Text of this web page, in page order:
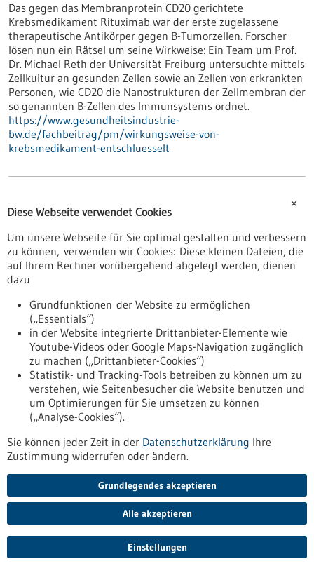
Das gegen das Membranprotein CD20 gerichtete
Krebsmedikament Rituximab war der erste zugelassene
therapeutische Antikörper gegen B-Tumorzellen. Forscher
lösen nun ein Rätsel um seine Wirkweise: Ein Team um Prof.
Dr. Michael Reth der Universität Freiburg untersuchte mittels
Zellkultur an gesunden Zellen sowie an Zellen von erkrankten
Personen, wie CD20 die Nanostrukturen der Zellmembran der
so genannten B-Zellen des Immunsystems ordnet.
https://www.gesundheitsindustrie-
bw.de/fachbeitrag/pm/wirkungsweise-von-
krebsmedikament-entschluesselt
3-D-Druck und Simulationen statt
Versuchstiere
Um Tierversuche zu vermeiden, zu verringern und zu
verbessern, hat das Land Baden-Württemberg am 8. Februar
ein landesweites Hochschulnetzwerk zur Verbesserung des
3,8 Millionen Euro zur Verfügung Zu den geförderten
Projekten gehört auch das Netzwerk 3R-US der Universität
Stuttgart und des Robert-Bosch-Krankenhauses Stuttgart.
https://www.gesundheitsindustrie-bw.de/fachbeitrag/pm/3-
d-druck-und-simulationen-statt-versuchstiere
Pressemitteilung - 03.02.2021
CoV-2 infiziert auch die Bauchspeicheldrüse
19 betreffen nicht nur die Atemwege, den Verdauungstrakt,
das Herz-Kreislauf- und Nervensystem, sondern auch den
Stoffwechsel. Forschende der Ulmer Universitätsmedizin
konnten nun in einer Studie nachweisen, dass SARS-CoV-2
bei gravierenden Krankheitsverläufen die
insulinproduzierenden Beta-Zellen der Bauchspeicheldrüse
✕
Diese Webseite verwendet Cookies
Um unsere Webseite für Sie optimal gestalten und verbessern
zu können, verwenden wir Cookies: Diese kleinen Dateien, die
auf Ihrem Rechner vorübergehend abgelegt werden, dienen
dazu
Grundfunktionen der Website zu ermöglichen
(„Essentials“)
in der Website integrierte Drittanbieter-Elemente wie
Youtube-Videos oder Google Maps-Navigation zugänglich
zu machen („Drittanbieter-Cookies“)
Statistik- und Tracking-Tools betreiben zu können um zu
verstehen, wie Seitenbesucher die Website benutzen und
um Optimierungen für Sie umsetzen zu können
(„Analyse-Cookies“).
Sie können jeder Zeit in der Datenschutzerklärung Ihre
Zustimmung widerrufen oder ändern.
Grundlegendes akzeptieren
Alle akzeptieren
Einstellungen